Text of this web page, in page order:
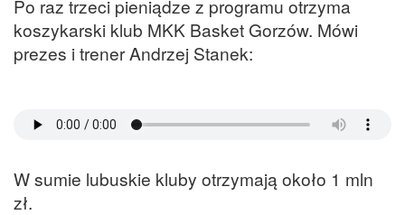
Po raz trzeci pieniądze z programu otrzyma
koszykarski klub MKK Basket Gorzów. Mówi
prezes i trener Andrzej Stanek:
W sumie lubuskie kluby otrzymają około 1 mln
zł.